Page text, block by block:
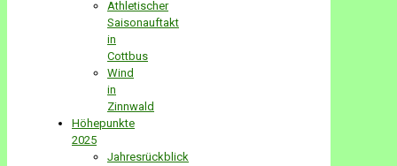
Athletischer
Saisonauftakt
in
Cottbus
Wind
in
Zinnwald
Höhepunkte
2025
Jahresrückblick